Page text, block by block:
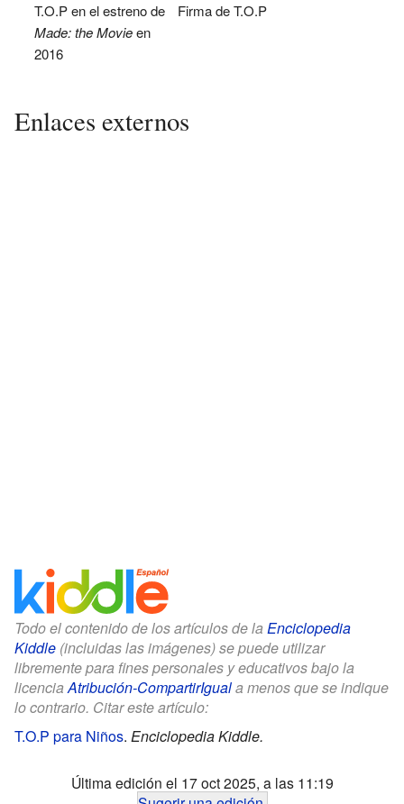
T.O.P en el estreno de
Made: the Movieen
2016
Firma de T.O.P
Enlaces externos
Todo el contenido de los artículos de la Enciclopedia
Kiddle (incluidas las imágenes) se puede utilizar
libremente para fines personales y educativos bajo la
licenciaAtribución-CompartirIguala menos que se indique
lo contrario. Citar este artículo:
T.O.P para Niños. Enciclopedia Kiddle.
Última edición el 17 oct 2025, a las 11:19